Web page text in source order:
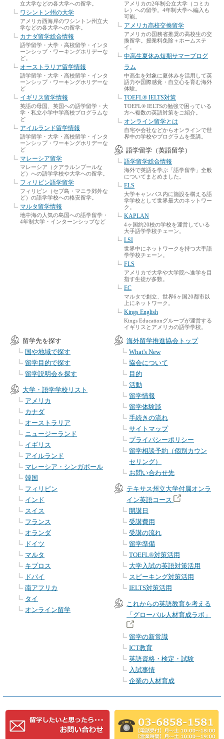
立大学などの各大学への留学。
ワシントン州の大学
アメリカ西海岸のワシントン州立大
学などの各大学への留学。
カナダ留学総合情報
語学留学・大学・高校留学・インタ
ーンシップ・ワーキングホリデーな
ど。
オーストラリア留学情報
語学留学・大学・高校留学・インタ
ーンシップ・ワーキングホリデーな
ど
イギリス留学情報
英語の母国、英国への語学留学・大
学・私立小学中学高校プログラムな
ど
アイルランド留学情報
語学留学・大学・高校留学・インタ
ーンシップ・ワーキングホリデーな
ど
マレーシア留学
マレーシア（クアラルンプールな
ど）への語学学校や大学への留学。
フィリピン語学留学
フィリピン（セブ島・マニラ郊外な
ど）の語学学校への格安留学。
マルタ留学情報
地中海の人気の島国への語学留学・
4年制大学・インターンシップなど
アメリカの2年制公立大学（コミカ
レ）への留学。4年制大学へ編入も
可能。
アメリカ高校交換留学
アメリカの国務省推奨の高校生の交
換留学。授業料免除＋ホームステ
イ。
中高生夏休み短期サマープログ
ラム
中高生を対象に夏休みを活用して英
語力や国際感覚・自立心を育む海外
体験。
TOEFL® IELTS対策
TOEFL® IELTSの勉強で困っている
方へ複数の英語対策をご紹介。
オンライン留学とは
自宅や会社などからオンラインで世
界中の学校やプログラムを受講。
語学留学（英語留学）
語学留学総合情報
海外で英語を学ぶ「語学留学」全般
についてまとめました。
ELS
大学キャンパス内に施設を構える語
学学校として世界最大のネットワー
ク。
KAPLAN
4ヶ国約20校の学校を運営している
大手語学学校チェーン。
LSI
世界中にネットワークを持つ大手語
学学校チェーン。
FLS
アメリカで大学や大学院へ進学を目
指す生徒が多数。
EC
マルタで創立、世界6ヶ国20都市以
上にネットワーク。
Kings English
Kings Educationグループが運営する
イギリスとアメリカの語学学校。
留学先を探す
国や地域で探す
留学目的で探す
留学説明会を探す
大学・語学学校リスト
アメリカ
カナダ
オーストラリア
ニュージーランド
イギリス
アイルランド
マレーシア・シンガポール
韓国
フィリピン
インド
スイス
フランス
オランダ
ドイツ
マルタ
キプロス
ドバイ
南アフリカ
タイ
オンライン留学
海外留学推進協会トップ
What's New
協会について
目的
活動
留学情報
留学体験談
手続きの流れ
サイトマップ
プライバシーポリシー
留学相談予約（個別カウン
セリング）
お問い合わせ先
テキサス州立大学付属オンラ
イン英語コース
開講日
受講費用
受講の流れ
留学準備
TOEFL®対策活用
大学入試の英語対策活用
スピーキング対策活用
IELTS対策活用
これからの英語教育を考える
「グローバル人材育成ラボ」
留学の新常識
ICT教育
英語資格・検定・試験
入試事情
企業の人材育成